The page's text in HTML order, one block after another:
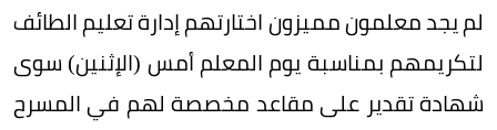
لم يجد معلمون مميزون اختارتهم إدارة تعليم الطائف
لتكريمهم بمناسبة يوم المعلم أمس (الإثنين) سوى
شهادة تقدير على مقاعد مخصصة لهم في المسرح